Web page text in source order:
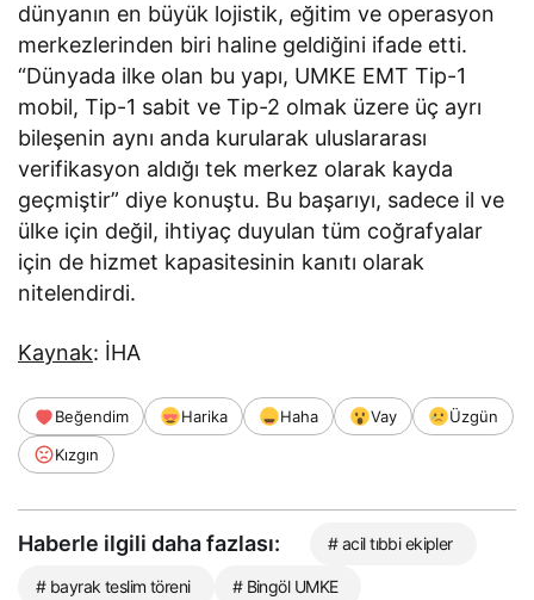
dünyanın en büyük lojistik, eğitim ve operasyon
merkezlerinden biri haline geldiğini ifade etti.
“Dünyada ilke olan bu yapı, UMKE EMT Tip-1
mobil, Tip-1 sabit ve Tip-2 olmak üzere üç ayrı
bileşenin aynı anda kurularak uluslararası
verifikasyon aldığı tek merkez olarak kayda
geçmiştir” diye konuştu. Bu başarıyı, sadece il ve
ülke için değil, ihtiyaç duyulan tüm coğrafyalar
için de hizmet kapasitesinin kanıtı olarak
nitelendirdi.
Kaynak: İHA
Beğendim Harika Haha Vay
Üzgün
Kızgın
Haberle ilgili daha fazlası: # acil tıbbi ekipler
# bayrak teslim töreni # Bingöl UMKE